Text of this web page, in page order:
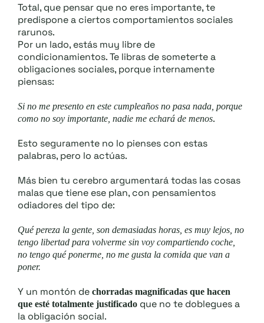
Total, que pensar que no eres importante, te
predispone a ciertos comportamientos sociales
rarunos.
Por un lado, estás muy libre de
condicionamientos. Te libras de someterte a
obligaciones sociales, porque internamente
piensas:
Si no me presento en este cumpleaños no pasa nada, porque
como no soy importante, nadie me echará de menos.
Esto seguramente no lo pienses con estas
palabras, pero lo actúas.
Más bien tu cerebro argumentará todas las cosas
malas que tiene ese plan, con pensamientos
odiadores del tipo de:
Qué pereza la gente, son demasiadas horas, es muy lejos, no
tengo libertad para volverme sin voy compartiendo coche,
no tengo qué ponerme, no me gusta la comida que van a
poner.
Y un montón de chorradas magnificadas que hacen
que esté totalmente justificado que no te doblegues a
la obligación social.